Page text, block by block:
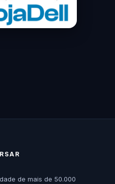
de mais de 50.000